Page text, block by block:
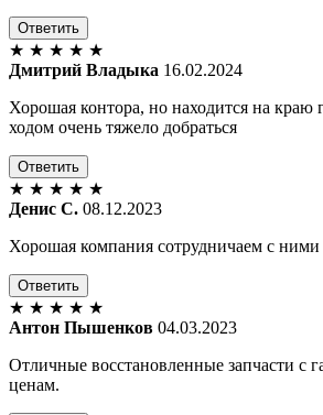
Ответить
★ ★ ★ ★ ★
Дмитрий Владыка 16.02.2024
Хорошая контора, но находится на краю
ходом очень тяжело добраться
Ответить
★ ★ ★ ★ ★
Денис С. 08.12.2023
Хорошая компания сотрудничаем с
Ответить
★ ★ ★ ★ ★
Антон Пышенков 04.03.2023
Отличные восстановленные запчасти с
ценам.